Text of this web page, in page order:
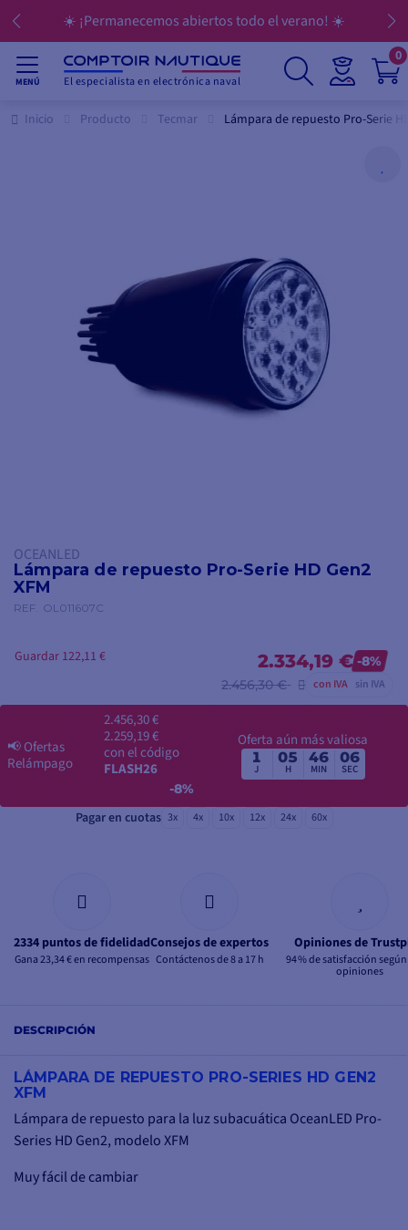
☀️ ¡Permanecemos abiertos todo el verano! ☀️
MENÚ El especialista en electrónica naval
0
Inicio Producto Tecmar Lámpara de repuesto Pro-Serie
OCEANLED
Lámpara de repuesto Pro-Serie HD Gen2
XFM
REF. OL011607C
2.334,19 € -8%
2.456,30 €
con IVA sin IVA
Guardar 122,11 €
📢Ofertas
Relámpago
2.456,30 €
2.259,19 €
con el código
FLASH26
-8%
Oferta aún más valiosa
1
J
05
H
46
MIN
05
SEC
Pagar en cuotas 3x 4x 10x 12x 24x 60x
2334 puntos de fidelidad
Gana 23,34 € en recompensas
Consejos de expertos
Contáctenos de 8 a 17 h
Opiniones de
94 % de satisfacción
opiniones
DESCRIPCIÓN
LÁMPARA DE REPUESTO PRO-SERIES HD GEN2
XFM
Lámpara de repuesto para la luz subacuática OceanLED Pro-
Series HD Gen2, modelo XFM
Muy fácil de cambiar